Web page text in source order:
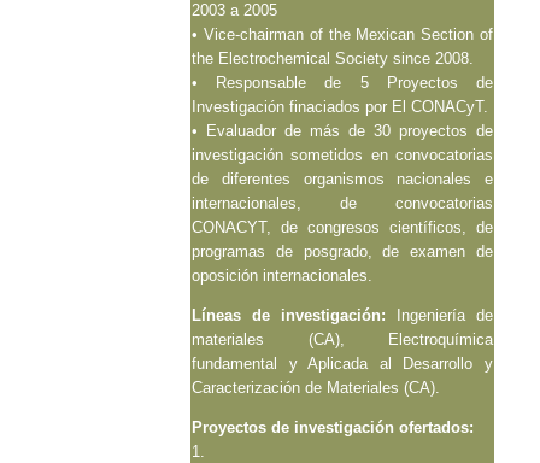
2003 a 2005
• Vice-chairman of the Mexican Section of
the Electrochemical Society since 2008.
• Responsable de 5 Proyectos de
Investigación finaciados por El CONACyT.
• Evaluador de más de 30 proyectos de
investigación sometidos en convocatorias
de diferentes organismos nacionales e
internacionales, de convocatorias
CONACYT, de congresos científicos, de
programas de posgrado, de examen de
oposición internacionales.
Líneas de investigación:
Ingeniería de
materiales (CA), Electroquímica
fundamental y Aplicada al Desarrollo y
Caracterización de Materiales (CA).
Proyectos de investigación ofertados:
1.